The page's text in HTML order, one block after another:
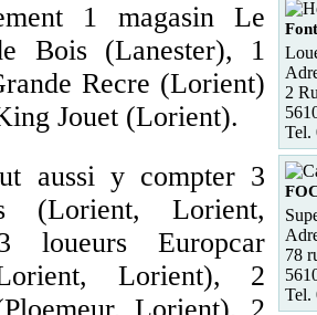
1 magasin Le
Bois (Lanester), 1
Recre (Lorient)
Jouet (Lorient).
aussi y compter 3
(Lorient, Lorient,
loueurs Europcar
Lorient), 2
2
Tel.
78
Tel.